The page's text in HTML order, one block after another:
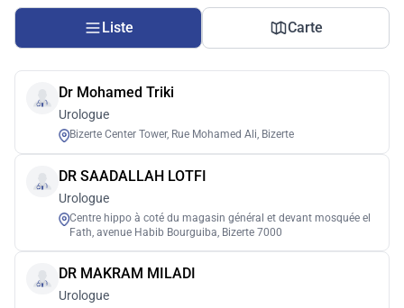
Liste Carte
Dr Mohamed Triki
Urologue
Bizerte Center Tower, Rue Mohamed Ali, Bizerte
DR SAADALLAH LOTFI
Urologue
Centre hippo à coté du magasin général et devant mosquée el
Fath, avenue Habib Bourguiba, Bizerte 7000
DR MAKRAM MILADI
Urologue